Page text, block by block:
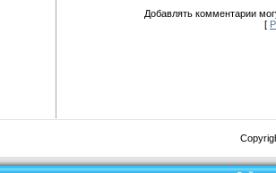
Добавлять комментарии
[